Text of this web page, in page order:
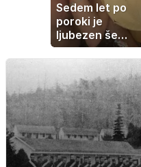
Sedem let po
poroki je
ljubezen še
vedno enako
močna